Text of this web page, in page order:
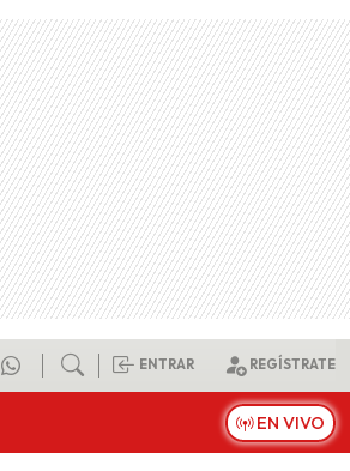
ENTRAR REGÍSTRATE
EN VIVO